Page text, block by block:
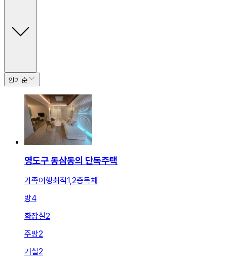
인기순
영도구 동삼동의 단독주택
가족여행최적1,2층독채
방4
화장실2
주방2
거실2